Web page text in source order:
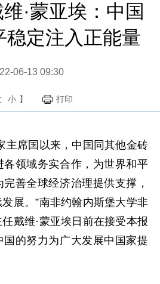
·蒙亚埃：中国
稳定注入正能量
06-13 09:30
小 】 打印
席国以来，中国同其他金砖
各领域务实合作，为世界和平
善全球经济治理提供支撑，
展。”南非约翰内斯堡大学非
戴维·蒙亚埃日前在接受本报
的努力为广大发展中国家提